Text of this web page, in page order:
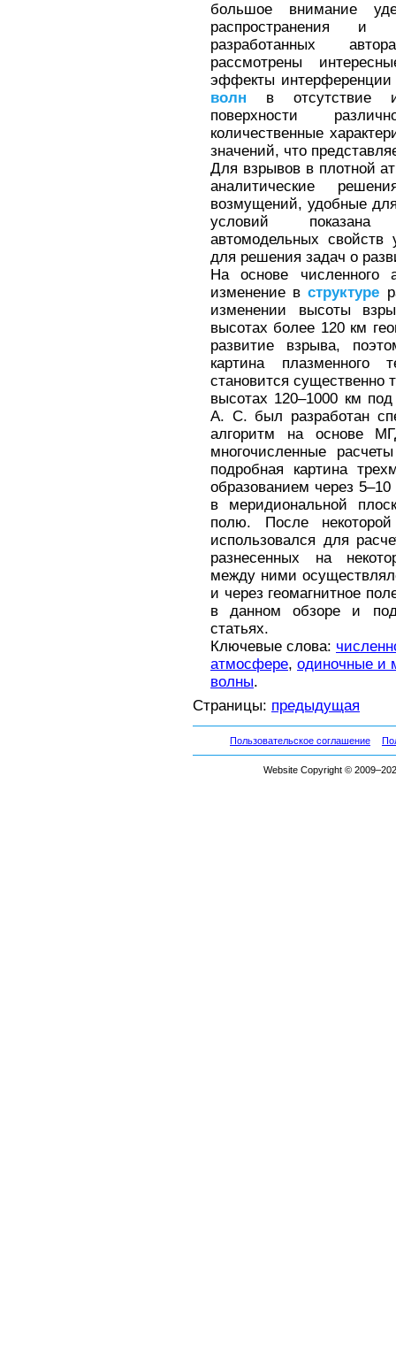
большое внимание
распространения
разработанных
рассмотрены
эффекты
волн в отсутствие
поверхности
количественные
значений, что
Для взрывов в плотной
аналитические
возмущений, удобные
условий показана
автомодельных свойств
для решения задач о
На основе численного
изменение вструктуре
изменении высоты
высотах более 120 км
развитие взрыва,
картина плазменного
становится существенно
высотах 120–1000 км
А. С. был разработан
алгоритм на основе
многочисленные
подробная картина
образованием через
в меридиональной
полю. После
использовался для
разнесенных на
между ними
и через геомагнитное
в данном обзоре и
статьях.
Ключевые слова:
атмосфере, одиночные и
волны.
Страницы: предыдущая
Пользовательское соглашение
Website Copyright ©